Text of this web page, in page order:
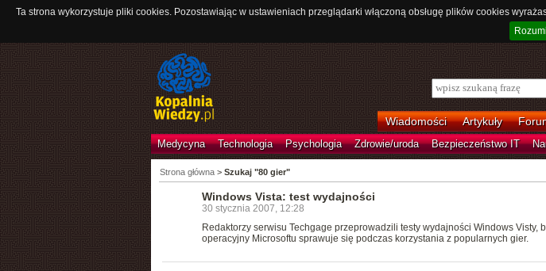
Ta strona wykorzystuje pliki cookies. Pozostawiając w ustawieniach przeglądarki włączoną obsługę plików cookies
Wiadomości Artykuły
Medycyna Technologia Psychologia Zdrowie/uroda Bezpieczeństwo IT
Strona główna> Szukaj "80 gier"
Windows Vista: test wydajności
30 stycznia 2007, 12:28
Redaktorzy serwisu Techgage przeprowadzili testy wydajności Windows Visty,
operacyjny Microsoftu sprawuje się podczas korzystania z popularnych gier.